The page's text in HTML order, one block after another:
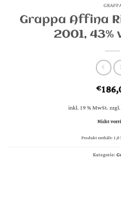
Grappa Affina
2001, 43%
€
inkl. 19 % MwSt.zzgl.
Nicht
Produkt enthält: 1,0l
Kategorie: